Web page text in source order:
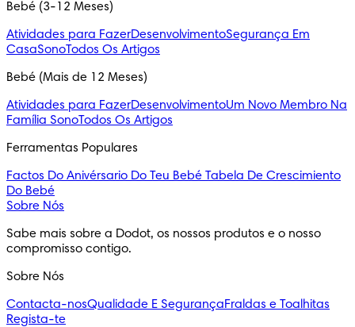
Bebé (3-12 Meses)
Atividades para FazerDesenvolvimentoSegurança Em
CasaSonoTodos Os Artigos
Bebé (Mais de 12 Meses)
Atividades para FazerDesenvolvimentoUm Novo Membro Na
Família SonoTodos Os Artigos
Ferramentas Populares
Factos Do Anivérsario Do Teu Bebé Tabela De Crescimiento
Do Bebé
Sobre Nós
Sabe mais sobre a Dodot, os nossos produtos e o nosso
compromisso contigo.
Sobre Nós
Contacta-nosQualidade E SegurançaFraldas e Toalhitas
Regista-te